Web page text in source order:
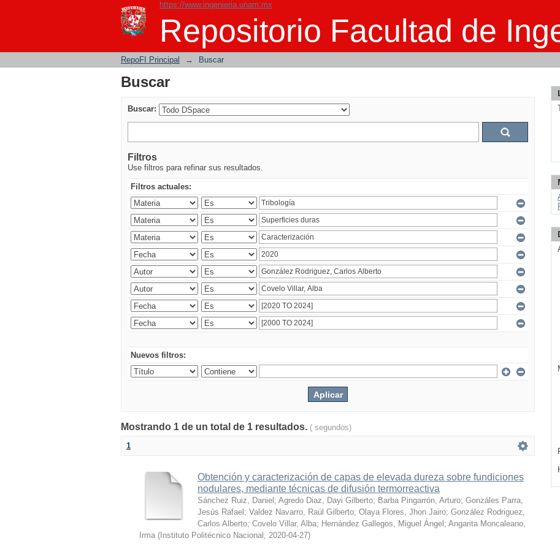
https://www.ingenieria.unam.mx
Repositorio Facultad de
Buscar
RepoFI Principal → Buscar
Buscar
Buscar:
Filtros
Use filtros para refinar sus resultados.
Filtros actuales:
Nuevos filtros:
Mostrando 1 de un total de 1 resultados. ( segundos)
1
Obtención y caracterización de capas de elevada dureza sobre fundiciones
nodulares, mediante técnicas de difusión termorreactiva
Sánchez Ruiz, Daniel ; Agredo Diaz, Dayi Gilberto; Barba Pingarrón, Arturo; Gonzáles Parra,
Jesús Rafael ; Valdez Navarro, Raúl Gilberto; Olaya Flores, Jhon Jairo; González Rodriguez,
Carlos Alberto; Covelo Villar, Alba; Hernández Gallegos, Miguel Ángel ; Angarita Moncaleano,
Irma ( Instituto Politécnico Nacional , 2020-04-27)